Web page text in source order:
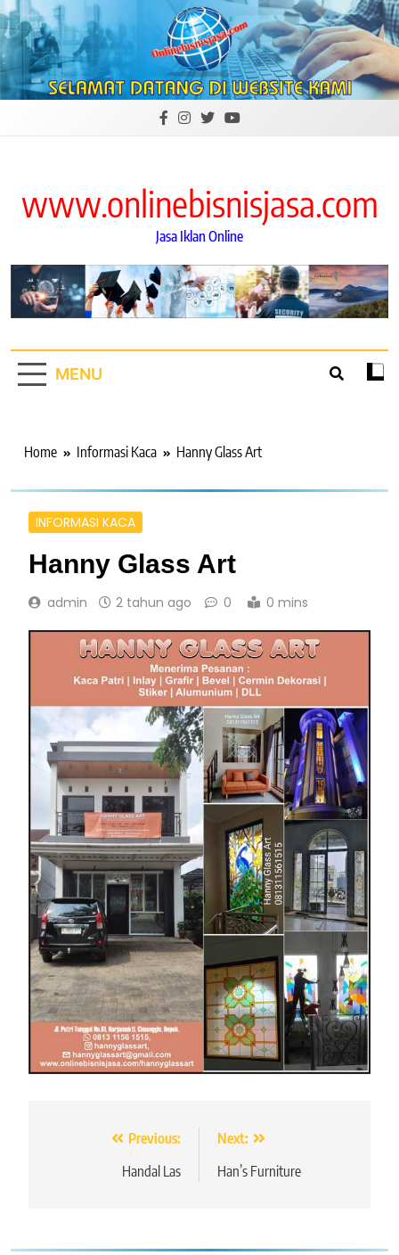
Skip
to
content
www.onlinebisnisjasa.com
Jasa Iklan Online
MENU
Home Informasi Kaca Hanny Glass Art
INFORMASI KACA
Hanny Glass Art
admin 2 tahun ago 0 0 mins
Navigasi Previous:
Handal Las
Next:
Han’s Furniture